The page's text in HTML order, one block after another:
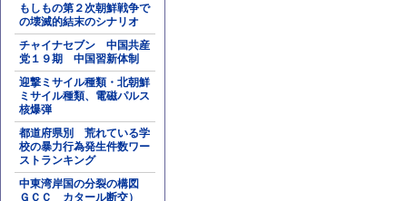
もしもの第２次朝鮮戦争で
の壊滅的結末のシナリオ
チャイナセブン 中国共産
党１９期 中国習新体制
迎撃ミサイル種類・北朝鮮
ミサイル種類、電磁パルス
核爆弾
都道府県別 荒れている学
校の暴力行為発生件数ワー
ストランキング
中東湾岸国の分裂の構図
ＧＣＣ カタール断交）